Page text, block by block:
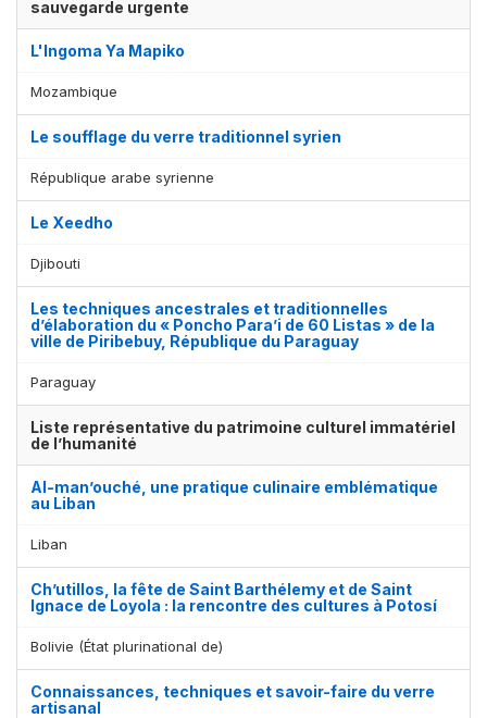
sauvegarde urgente
L'Ingoma Ya Mapiko
Mozambique
Le soufflage du verre traditionnel syrien
République arabe syrienne
Le Xeedho
Djibouti
Les techniques ancestrales et traditionnelles
d’élaboration du « Poncho Para’i de 60 Listas » de la
ville de Piribebuy, République du Paraguay
Paraguay
Liste représentative du patrimoine culturel immatériel
de l’humanité
Al-man’ouché, une pratique culinaire emblématique
au Liban
Liban
Ch’utillos, la fête de Saint Barthélemy et de Saint
Ignace de Loyola : la rencontre des cultures à Potosí
Bolivie (État plurinational de)
Connaissances, techniques et savoir-faire du verre
artisanal